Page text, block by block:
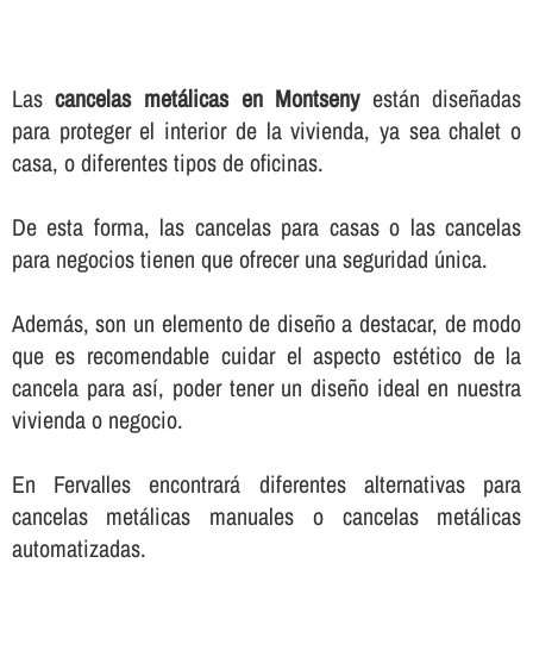
Lascancelas metálicas en Montsenyestán diseñadas
para proteger el interior de la vivienda, ya sea chalet o
casa, o diferentes tipos de oficinas.
De esta forma, las cancelas para casas o las cancelas
para negocios tienen que ofrecer una seguridad única.
Además, son un elemento de diseño a destacar, de modo
que es recomendable cuidar el aspecto estético de la
cancela para así­, poder tener un diseño ideal en nuestra
vivienda o negocio.
En Fervalles encontrará diferentes alternativas para
cancelas metálicas manuales o cancelas metálicas
automatizadas.